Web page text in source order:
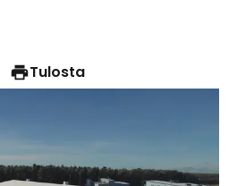
Tulosta